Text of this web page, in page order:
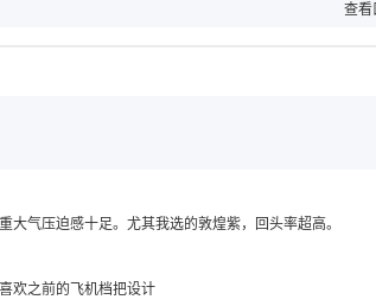
查看
气压迫感十足。尤其我选的敦煌紫，回头率超高。
欢之前的飞机档把设计